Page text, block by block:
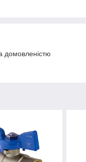
домовленістю